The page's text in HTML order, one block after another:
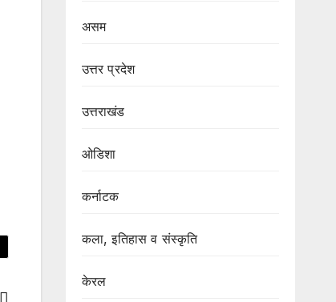
असम
उत्तर प्रदेश
उत्तराखंड
ओडिशा
कर्नाटक
कला, इतिहास व संस्कृति
केरल